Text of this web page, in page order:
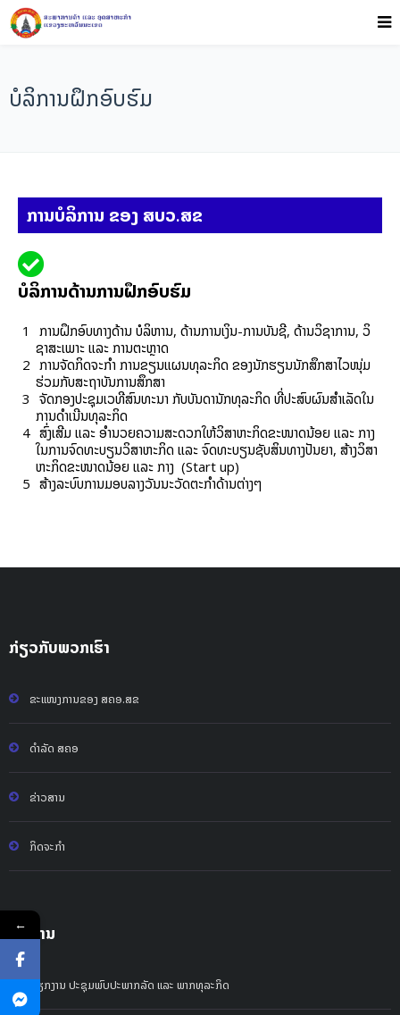
ບໍລິການຝຶກອົບຮົມ
ການບໍລິການ ຂອງ ສບວ.ສຂ
ບໍລິການດ້ານການຝຶກອົບຮົມ
ການ​ຝຶກ​ອົບ​ທາງ​ດ້ານ ບໍ​ລິ​ຫານ, ດ້ານ​ການ​ເງິນ-ການ​ບັນ​ຊີ, ດ້ານ​ວິ​ຊາ​ການ, ວິ​
ຊາ​ສະ​ເພາະ ແລະ ການ​ຕະ​ຫຼາດ
ການ​ຈັດ​ກິດ​ຈະ​ກຳ ການ​ຂຽນ​ແຜນ​ທຸ​ລະ​ກິດ ຂອງ​ນັກ​ຮຽນ​ນັກ​ສຶກສາ​ໄວ​ໜຸ່ມ
ຮ່ວມ​ກັບ​ສະ​ຖາ​ບັນ​ການ​ສຶກ​ສາ
ຈັດ​ກອງ​ປະ​ຊຸມເວ​ທີ​ສົນ​ທະ​ນາ ກັບ​ບັນ​ດານັກ​ທຸ​ລະ​ກິດ​ ທີ່​ປະ​ສົບ​ຜົນ​ສຳ​ເລັດ​ໃນ​
ການ​ດຳ​ເນີນ​ທຸ​ລະ​ກິດ
ສົ່ງ​ເສີມ ແລະ ອຳ​ນວຍ​ຄວາມ​ສະ​ດວກ​ໃຫ້​ວິ​ສາ​ຫະ​ກິດ​ຂະ​ໜາດ​ນ້ອຍ ແລະ ກາງ
ໃນ​ການ​ຈົດ​ທະ​ບຽນວິ​ສາ​ຫະ​ກິດ ແລະ ຈົດ​ທະ​ບຽນ​ຊັບ​ສິນ​ທາງ​ປັນ​ຍາ, ສ້າງວິ​ສາ​
ຫະ​ກິດ​ຂະ​ໜາດ​ນ້ອຍ ແລະ ກາງ (Start up)
ສ້າງ​ລະ​ບົບ​ການມອບ​ລາງວັນ​ນະ​ວັດ​ຕະ​ກຳ​ດ້ານ​ຕ່າງໆ
ກ່ຽວກັບພວກເຮົາ
ຂະແໜງການຂອງ ສຄອ.ສຂ
ດຳລັດ ສຄອ
ຂ່າວສານ
ກິດຈະກໍາ
ບໍລິການ
ວຽກງານ ປະຊຸມພົບປະພາກລັດ ແລະ ພາກທຸລະກິດ
←